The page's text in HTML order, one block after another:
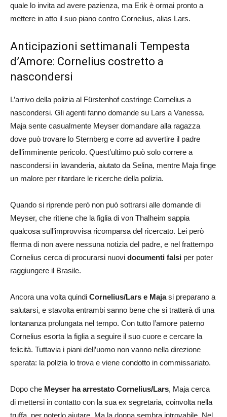
quale lo invita ad avere pazienza, ma Erik è ormai pronto a
mettere in atto il suo piano contro Cornelius, alias Lars.
Anticipazioni settimanali Tempesta
d’Amore: Cornelius costretto a
nascondersi
L’arrivo della polizia al Fürstenhof costringe Cornelius a
nascondersi. Gli agenti fanno domande su Lars a Vanessa.
Maja sente casualmente Meyser domandare alla ragazza
dove può trovare lo Sternberg e corre ad avvertire il padre
dell’imminente pericolo. Quest’ultimo può solo correre a
nascondersi in lavanderia, aiutato da Selina, mentre Maja finge
un malore per ritardare le ricerche della polizia.
Quando si riprende però non può sottrarsi alle domande di
Meyser, che ritiene che la figlia di von Thalheim sappia
qualcosa sull’improvvisa ricomparsa del ricercato. Lei però
fferma di non avere nessuna notizia del padre, e nel frattempo
Cornelius cerca di procurarsi nuovi documenti falsi per poter
raggiungere il Brasile.
Ancora una volta quindi Cornelius/Lars e Majasi preparano a
salutarsi, e stavolta entrambi sanno bene che si tratterà di una
lontananza prolungata nel tempo. Con tutto l’amore paterno
Cornelius esorta la figlia a seguire il suo cuore e cercare la
felicità. Tuttavia i piani dell’uomo non vanno nella direzione
sperata: la polizia lo trova e viene condotto in commissariato.
Dopo che Meyser ha arrestato Cornelius/Lars, Maja cerca
di mettersi in contatto con la sua ex segretaria, coinvolta nella
truffa, per poterlo aiutare. Ma la donna sembra introvabile. Nel